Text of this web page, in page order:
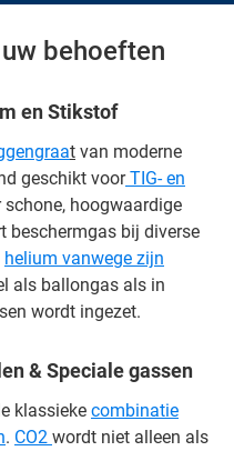
behoeften
en Stikstof
t van moderne
geschikt voorTIG- en
schone, hoogwaardige
beschermgas bij diverse
helium vanwege zijn
als ballongas als in
wordt ingezet.
& Speciale gassen
klassieke combinatie
. CO2 wordt niet alleen als